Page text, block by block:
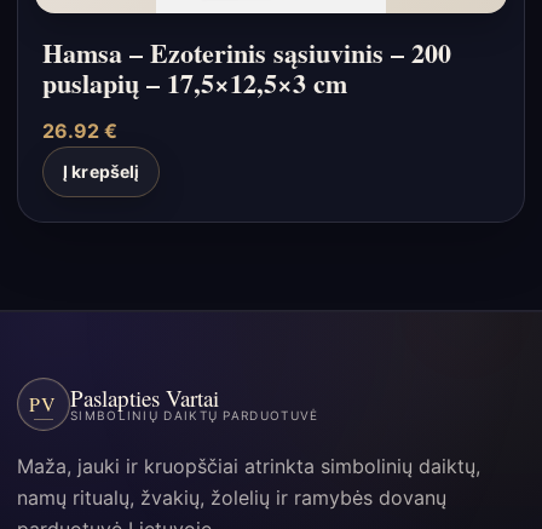
Hamsa – Ezoterinis sąsiuvinis – 200
puslapių – 17,5×12,5×3 cm
26.92 €
Į krepšelį
PV Paslapties Vartai
SIMBOLINIŲ DAIKTŲ PARDUOTUVĖ
Maža, jauki ir kruopščiai atrinkta simbolinių daiktų,
namų ritualų, žvakių, žolelių ir ramybės dovanų